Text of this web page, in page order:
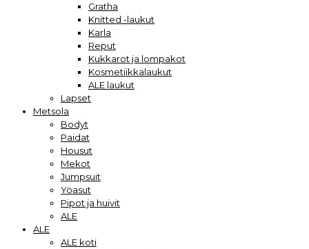
Gratha
Knitted -laukut
Karla
Reput
Kukkarot ja lompakot
Kosmetiikkalaukut
ALE laukut
Lapset
Metsola
Bodyt
Paidat
Housut
Mekot
Jumpsuit
Yöasut
Pipot ja huivit
ALE
ALE
ALE koti